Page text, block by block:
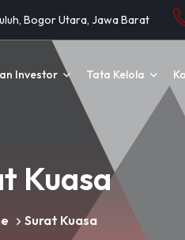
Bogor Utara, Jawa Barat
Investor Tata Kelola
Kuasa
Surat Kuasa